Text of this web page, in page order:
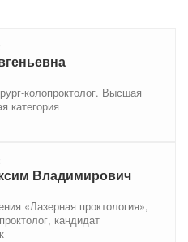
колопроктолог. Высшая
категория
Владимирович
«Лазерная проктология»,
кандидат